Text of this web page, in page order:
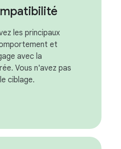
les principaux
et
avec la
Vous n'avez pas
ciblage.